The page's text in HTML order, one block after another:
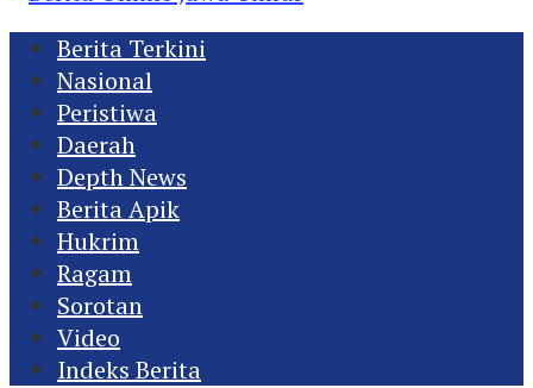
Berita Terkini
Nasional
Peristiwa
Daerah
Depth News
Berita Apik
Hukrim
Ragam
Sorotan
Video
Indeks Berita